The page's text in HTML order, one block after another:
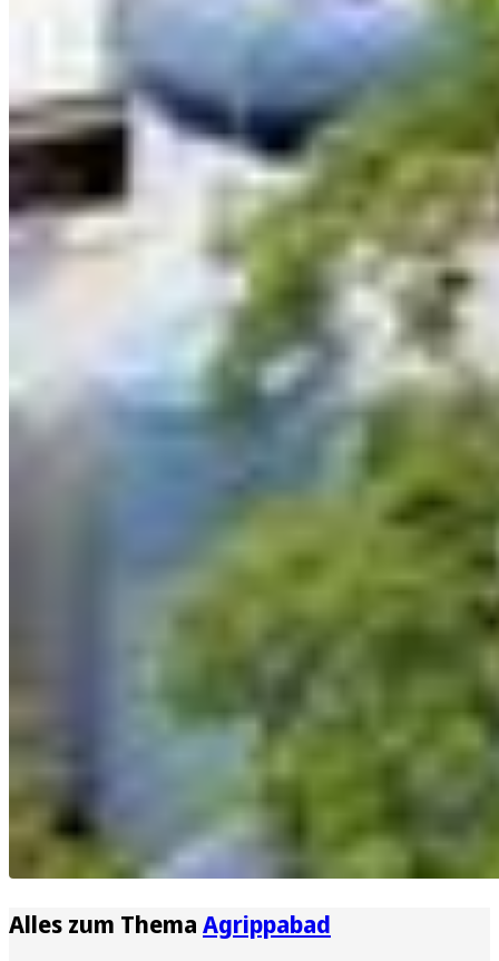
Alles zum Thema Agrippabad